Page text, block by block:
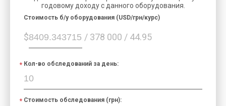
годовому доходу с данного оборудования.
$ / 378 000 / 44.95
Cтоимость б/у оборудования (USD/грн/курс)
Кол-во обследований за день:
Стоимость обследования (грн):